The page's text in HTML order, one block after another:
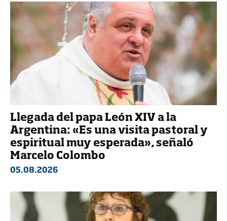
Llegada del papa León XIV a la
Argentina: «Es una visita pastoral y
espiritual muy esperada», señaló
Marcelo Colombo
05.08.2026